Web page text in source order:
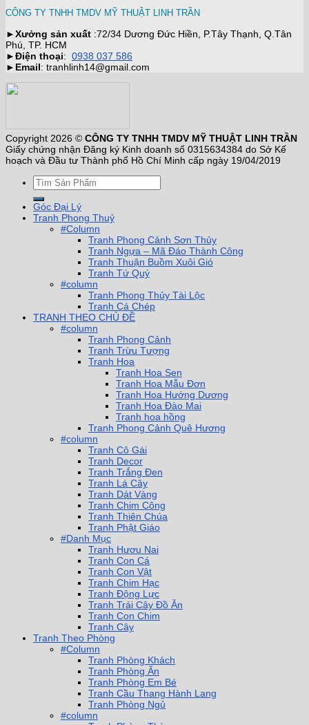
CÔNG TY TNHH TMDV MỸ THUẬT LINH TRẦN
►Xưởng sản xuất :72/34 Dương Đức Hiền, P.Tây Thạnh, Q.Tân
Phú, TP. HCM
►Điện thoại: 0938 037 586
► Email: tranhlinh14@gmail.com
Copyright 2026 © CÔNG TY TNHH TMDV MỸ THUẬT LINH TRẦN
Giấy chứng nhận Đăng ký Kinh doanh số 0315634384 do Sở Kế
hoạch và Đầu tư Thành phố Hồ Chí Minh cấp ngày 19/04/2019
Góc Đại Lý
Tranh Phong Thuỷ
#Column
Tranh Phong Cảnh Sơn Thủy
Tranh Ngựa – Mã Đáo Thành Công
Tranh Thuận Buồm Xuôi Gió
Tranh Tứ Quý
#column
Tranh Phong Thủy Tài Lộc
Tranh Cá Chép
TRANH THEO CHỦ ĐỀ
#column
Tranh Phong Cảnh
Tranh Trừu Tượng
Tranh Hoa
Tranh Hoa Sen
Tranh Hoa Mẫu Đơn
Tranh Hoa Hướng Dương
Tranh Hoa Đào Mai
Tranh hoa hồng
Tranh Phong Cảnh Quê Hương
#column
Tranh Cô Gái
Tranh Decor
Tranh Trắng Đen
Tranh Lá Cây
Tranh Dát Vàng
Tranh Chim Công
Tranh Thiên Chúa
Tranh Phật Giáo
#Danh Mục
Tranh Hươu Nai
Tranh Con Cá
Tranh Con Vật
Tranh Chim Hạc
Tranh Động Lực
Tranh Trái Cây Đồ Ăn
Tranh Con Chim
Tranh Cây
Tranh Theo Phòng
#Column
Tranh Phòng Khách
Tranh Phòng Ăn
Tranh Phòng Em Bé
Tranh Cầu Thang Hành Lang
Tranh Phòng Ngủ
#column